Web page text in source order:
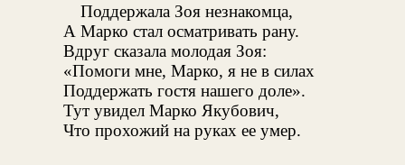
Поддержала Зоя незнакомца,
А Марко стал осматривать рану.
Вдруг сказала молодая Зоя:
«Помоги мне, Марко, я не в силах
Поддержать гостя нашего доле».
Тут увидел Марко Якубович,
Что прохожий на руках ее умер.